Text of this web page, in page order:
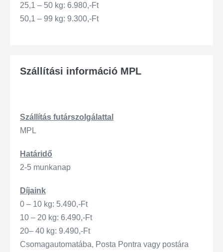
25,1 – 50 kg: 6.980,-Ft
50,1 – 99 kg: 9.300,-Ft
Szállítási információ MPL
Szállítás futárszo lgálattal
MPL
Határidő
2-5 munkanap
Díjaink
0 – 10 kg: 5.490,-Ft
10 – 20 kg: 6.490,-Ft
20– 40 kg: 9.490,-Ft
Csomagautomatába, Posta Pontra vagy postára